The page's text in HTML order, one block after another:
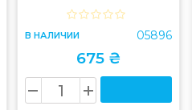
В НАЛИЧИИ 05896
675 ₴